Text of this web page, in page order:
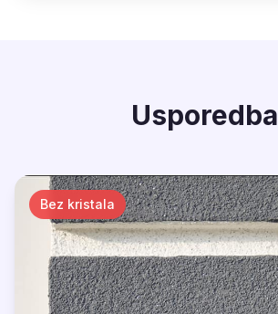
Usporedba
Bez kristala